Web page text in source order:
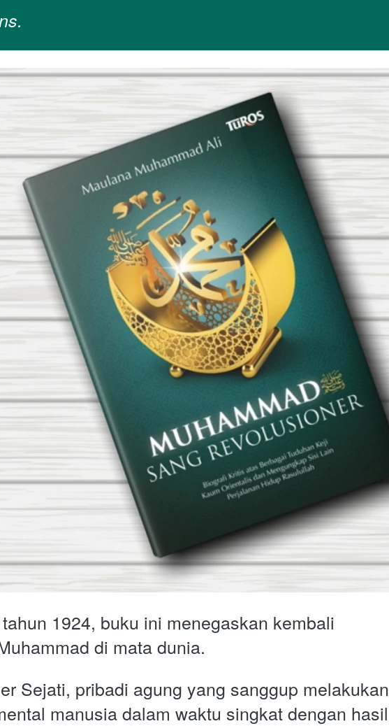
1924, buku ini menegaskan kembali
di mata dunia.
Sejati, pribadi agung yang sanggup melakukan
manusia dalam waktu singkat dengan hasil